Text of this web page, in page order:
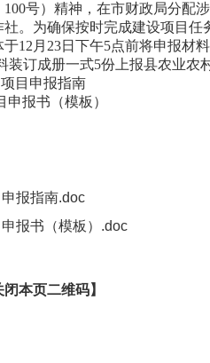
号）精神，在市财政局分配
。为确保按时完成建设项目
12月23日下午5点前将申报材
订成册一式5份上报县农业农
目申报指南
报书（模板）
报指南.doc
报书（模板）.doc
闭本页二维码】